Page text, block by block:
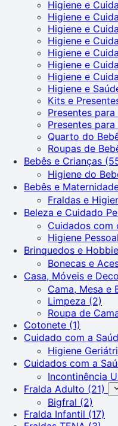
Higiene e
Higiene e
Higiene e
Higiene e
Higiene e
Higiene e
Higiene e
Higiene e
Kits e
Presentes para
Presentes
Quarto do
Roupas de
Bebês e Crianças
Higiene do
Bebês e
Fraldas e
Beleza e Cuidado
Cuidados com
Higiene Pessoal
Brinquedos e
Bonecas e
Casa, Móveis e
Cama, Mesa e
Limpeza (2)
Roupa de
Cotonete (1)
Cuidado com a
Higiene
Cuidados com a
Incontinência
Fralda Adulto (21)
Bigfral (2)
Fralda Infantil (17)